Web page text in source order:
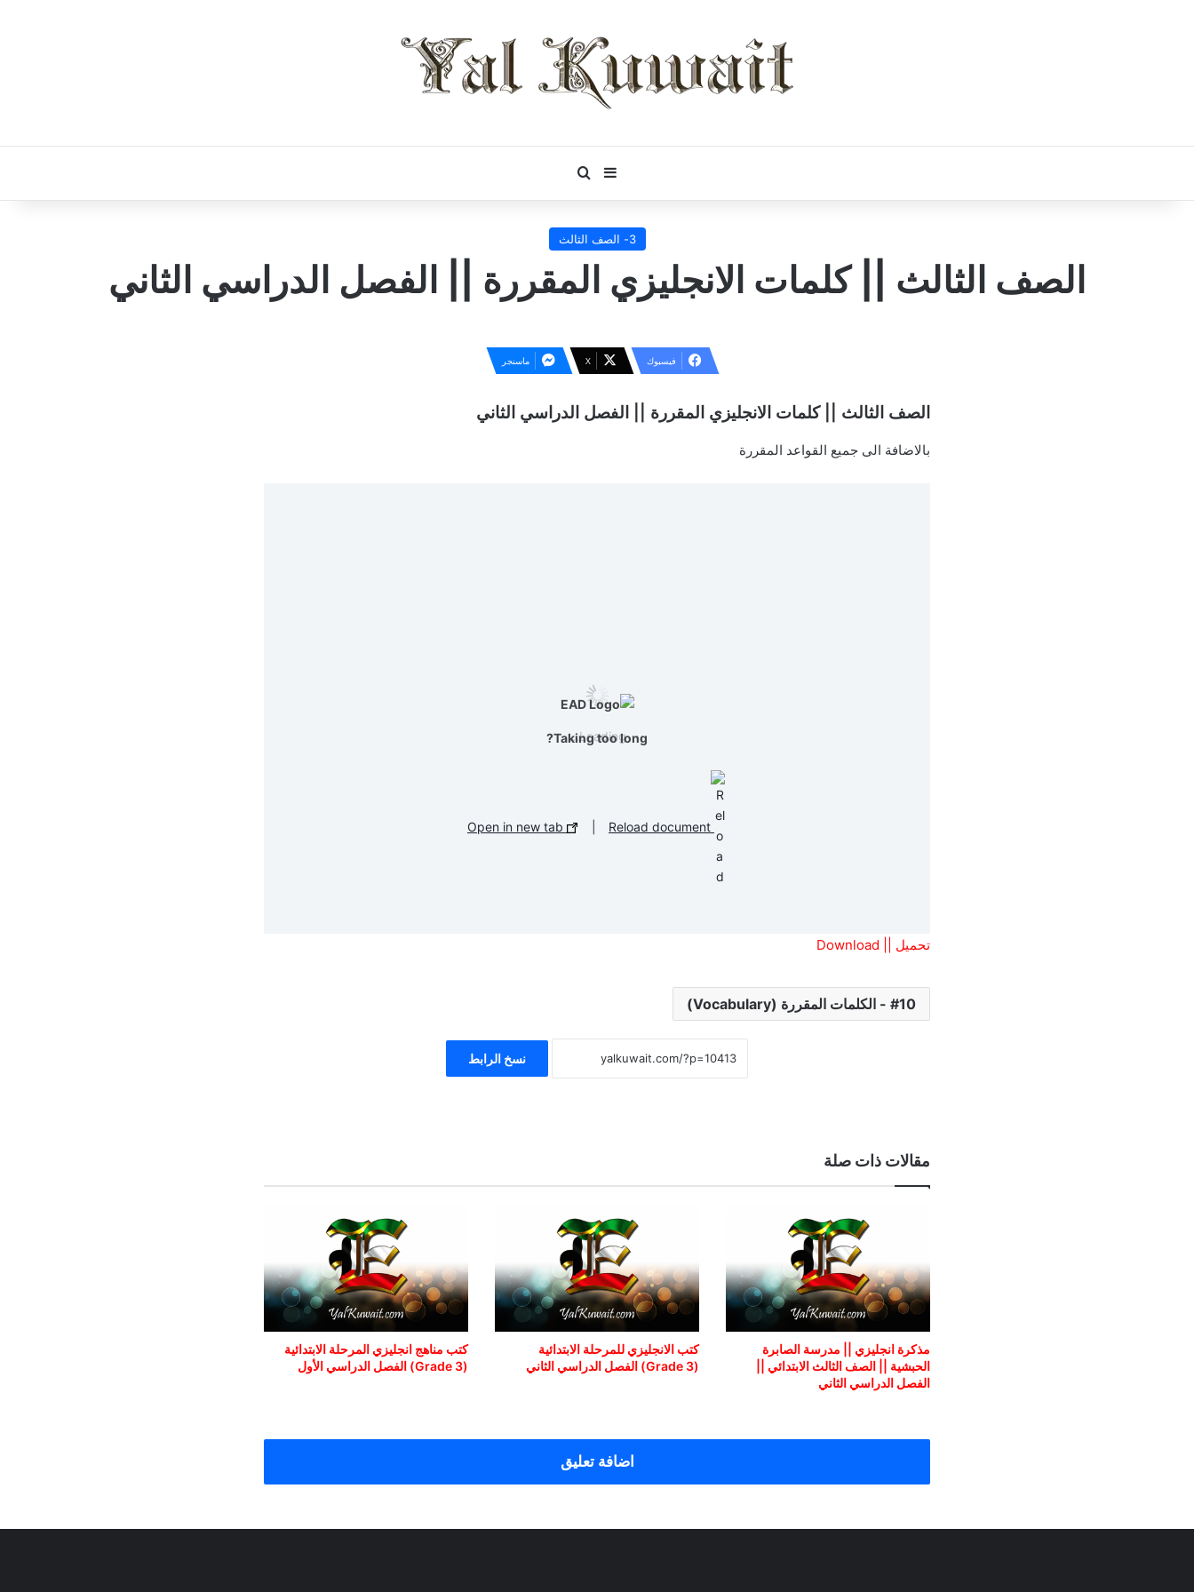
إضافة عمود جانبي
بحث عن
3- الصف الثالث
الصف الثالث || كلمات الانجليزي المقررة || الفصل الدراسي الثاني
فيسبوك ‫X ماسنجر
الصف الثالث || كلمات الانجليزي المقررة || الفصل الدراسي الثاني
بالاضافة الى جميع القواعد المقررة
Loading...
Taking too long?
تحميل || Download
10 - الكلمات المقررة (Vocabulary)
نسخ الرابط
مقالات ذات صلة
مذكرة انجليزي || مدرسة الصابرة
الحبشية || الصف الثالث الابتدائي ||
الفصل الدراسي الثاني
كتب الانجليزي للمرحلة الابتدائية
(Grade 3) الفصل الدراسي الثاني
كتب مناهج انجليزي المرحلة الابتدائية
(Grade 3) الفصل الدراسي الأول
اضافة تعليق